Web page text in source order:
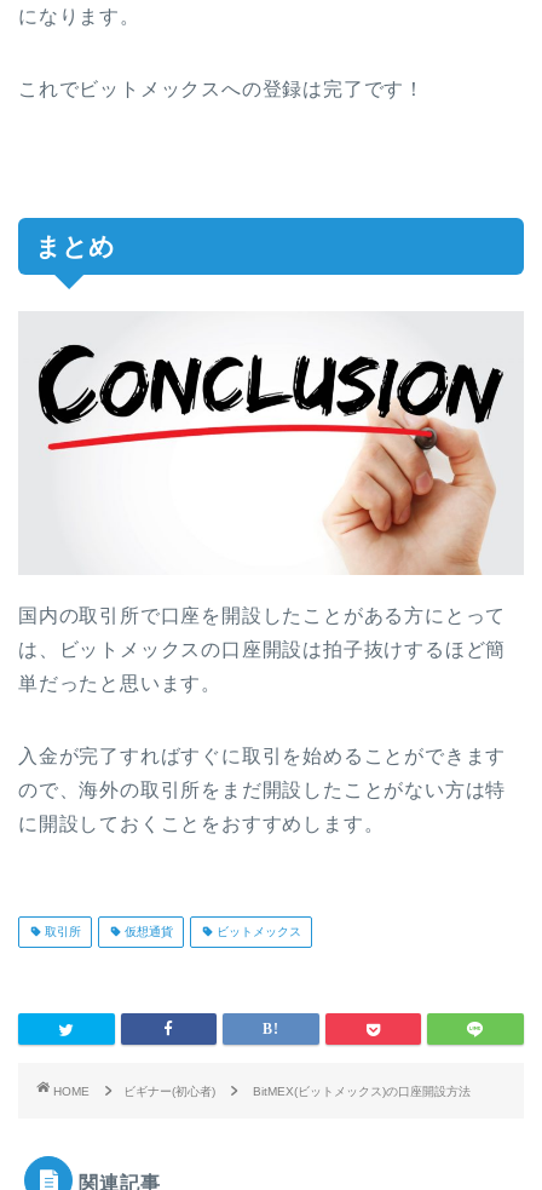
になります。
これでビットメックスへの登録は完了です！
まとめ
国内の取引所で口座を開設したことがある方にとって
は、ビットメックスの口座開設は拍子抜けするほど簡
単だったと思います。
入金が完了すればすぐに取引を始めることができます
ので、海外の取引所をまだ開設したことがない方は特
に開設しておくことをおすすめします。
取引所 仮想通貨 ビットメックス
HOME ビギナー(初心者) BitMEX(ビットメックス)の口座開設方法
関連記事